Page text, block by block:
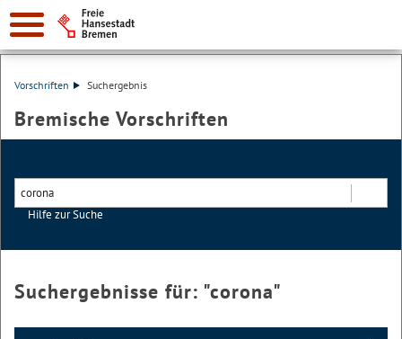
Vorschriften Suchergebnis
Bremische Vorschriften
Hilfe zur Suche
Suchergebnisse für: "corona"